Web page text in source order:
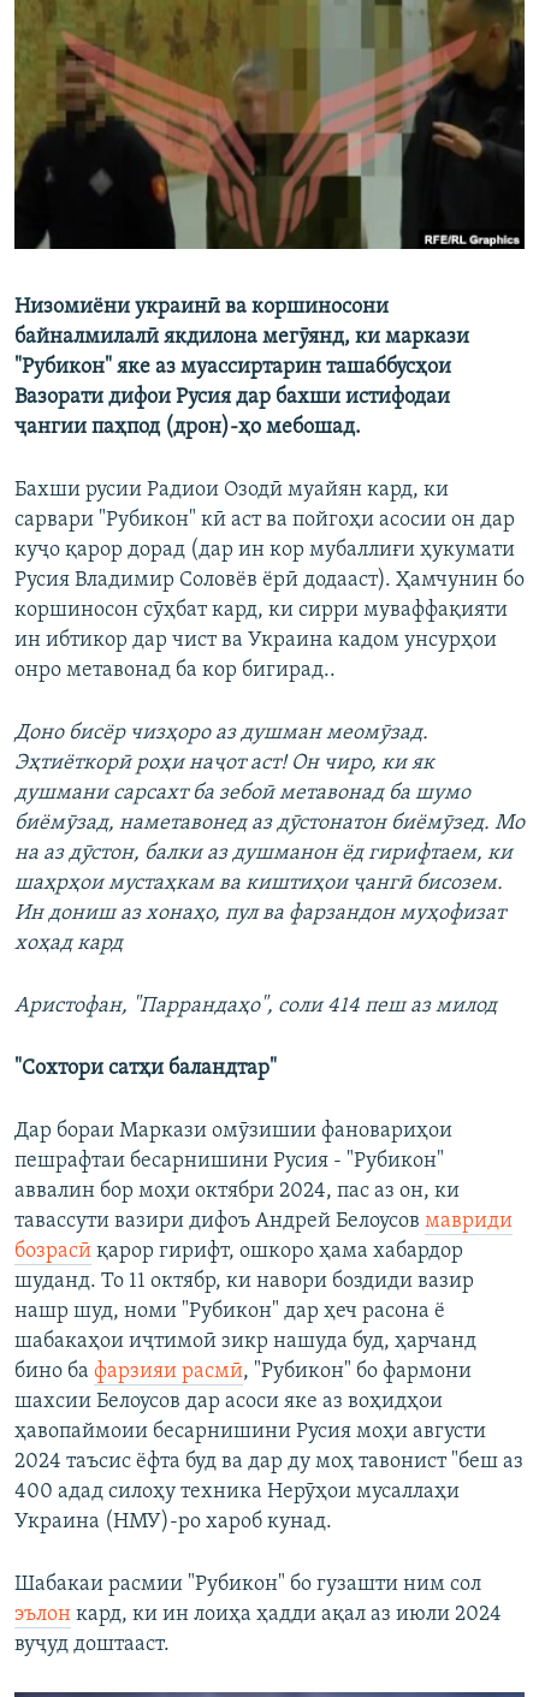
ГУЗОРИШҲОИ РАДИОӢ
Русский
ПАЙГИРӢ КУНЕД
Низомиёни украинӣ ва коршиносони
байналмилалӣ якдилона мегӯянд, ки маркази
"Рубикон" яке аз муассиртарин ташаббусҳои
Вазорати дифои Русия дар бахши истифодаи
ҷангии паҳпод (дрон)-ҳо мебошад.
Бахши русии Радиои Озодӣ муайян кард, ки
сарвари "Рубикон" кӣ аст ва пойгоҳи асосии он дар
куҷо қарор дорад (дар ин кор мубаллиғи ҳукумати
Русия Владимир Соловёв ёрӣ додааст). Ҳамчунин бо
коршиносон сӯҳбат кард, ки сирри муваффақияти
ин ибтикор дар чист ва Украина кадом унсурҳои
онро метавонад ба кор бигирад..
Доно бисёр чизҳоро аз душман меомӯзад.
Эҳтиёткорӣ роҳи наҷот аст! Он чиро, ки як
душмани сарсахт ба зебоӣ метавонад ба шумо
биёмӯзад, наметавонед аз дӯстонатон биёмӯзед. Мо
на аз дӯстон, балки аз душманон ёд гирифтаем, ки
шаҳрҳои мустаҳкам ва киштиҳои ҷангӣ бисозем.
Ин дониш аз хонаҳо, пул ва фарзандон муҳофизат
хоҳад кард
Аристофан, "Паррандаҳо", соли 414 пеш аз милод
"Сохтори сатҳи баландтар"
Дар бораи Маркази омӯзишии фановариҳои
пешрафтаи бесарнишини Русия - "Рубикон"
аввалин бор моҳи октябри 2024, пас аз он, ки
тавассути вазири дифоъ Андрей Белоусов мавриди
бозрасӣ қарор гирифт, ошкоро ҳама хабардор
шуданд. То 11 октябр, ки навори боздиди вазир
нашр шуд, номи "Рубикон" дар ҳеч расона ё
шабакаҳои иҷтимоӣ зикр нашуда буд, ҳарчанд
бино ба фарзияи расмӣ, "Рубикон" бо фармони
шахсии Белоусов дар асоси яке аз воҳидҳои
ҳавопаймоии бесарнишини Русия моҳи августи
2024 таъсис ёфта буд ва дар ду моҳ тавонист "беш аз
400 адад силоҳу техника Нерӯҳои мусаллаҳи
Украина (НМУ)-ро хароб кунад.
Шабакаи расмии "Рубикон" бо гузашти ним сол
эълон кард, ки ин лоиҳа ҳадди ақал аз июли 2024
вуҷуд доштааст.